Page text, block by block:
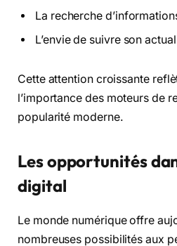
La recherche
L’envie de suivre son
Cette attention croissante
l’importance des moteurs de
popularité moderne.
Les opportunités
digital
Le monde numérique offre
nombreuses possibilités aux